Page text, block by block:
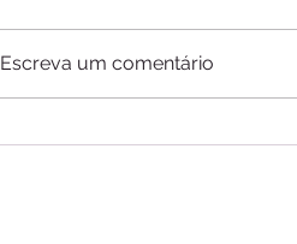
Escreva um comentário